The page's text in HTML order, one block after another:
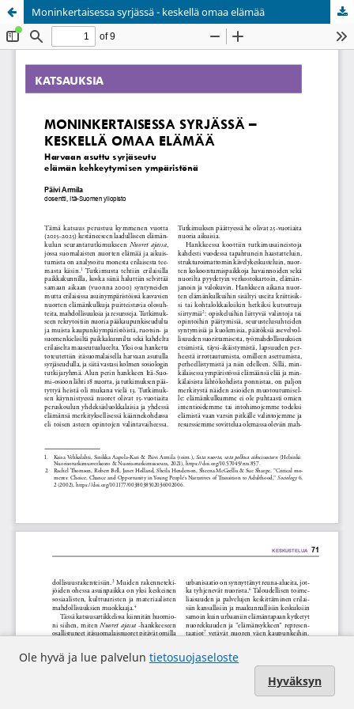
Moninkertaisessa syrjässä - keskellä omaa elämää
Ole hyvä ja lue palvelun tietosuojaseloste
Hyväksyn
Palvelua ylläpitääTieteellisten seurain valtuuskunta